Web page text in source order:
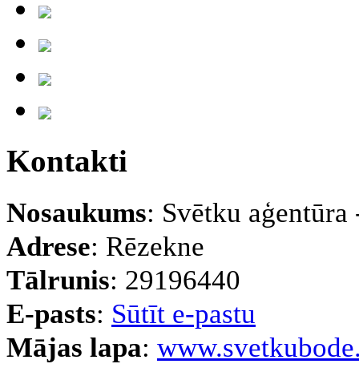
Kontakti
Nosaukums: Svētku aģentūra
Adrese: Rēzekne
Tālrunis: 29196440
E-pasts: Sūtīt e-pastu
Mājas lapa: